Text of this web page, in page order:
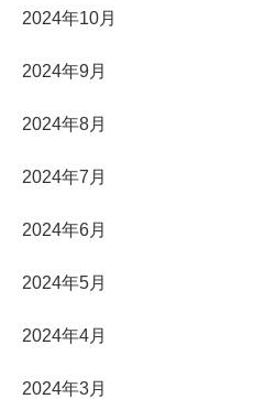
2024年10月
2024年9月
2024年8月
2024年7月
2024年6月
2024年5月
2024年4月
2024年3月